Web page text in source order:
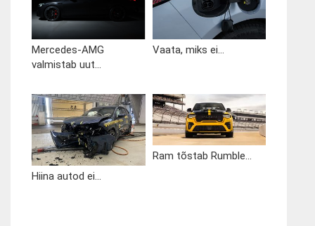
Mercedes-AMG
valmistab uut...
Vaata, miks ei...
Hiina autod ei...
Ram tõstab Rumble...